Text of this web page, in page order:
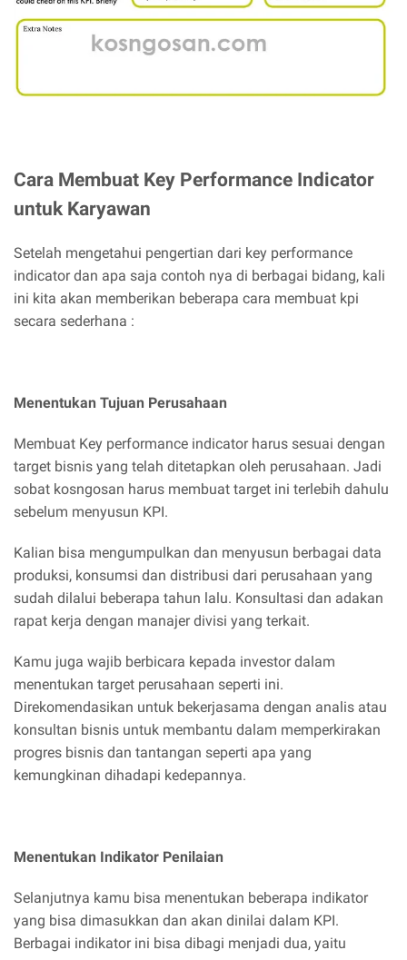
Cara Membuat Key Performance Indicator
untuk Karyawan
Setelah mengetahui pengertian dari key performance
indicator dan apa saja contoh nya di berbagai bidang, kali
ini kita akan memberikan beberapa cara membuat kpi
secara sederhana :
Menentukan Tujuan Perusahaan
Membuat Key performance indicator harus sesuai dengan
target bisnis yang telah ditetapkan oleh perusahaan. Jadi
sobat kosngosan harus membuat target ini terlebih dahulu
sebelum menyusun KPI.
Kalian bisa mengumpulkan dan menyusun berbagai data
produksi, konsumsi dan distribusi dari perusahaan yang
sudah dilalui beberapa tahun lalu. Konsultasi dan adakan
rapat kerja dengan manajer divisi yang terkait.
Kamu juga wajib berbicara kepada investor dalam
menentukan target perusahaan seperti ini.
Direkomendasikan untuk bekerjasama dengan analis atau
konsultan bisnis untuk membantu dalam memperkirakan
progres bisnis dan tantangan seperti apa yang
kemungkinan dihadapi kedepannya.
Menentukan Indikator Penilaian
Selanjutnya kamu bisa menentukan beberapa indikator
yang bisa dimasukkan dan akan dinilai dalam KPI.
Berbagai indikator ini bisa dibagi menjadi dua, yaitu